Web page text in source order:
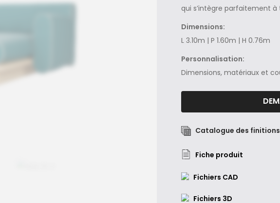
qui s’intègre parfaitement
Dimensions:
L 3.10m | P 1.60m | H 0.76m
Personnalisation:
Dimensions, matériaux et
Catalogue des finitions
Fiche produit
Fichiers CAD
Fichiers 3D